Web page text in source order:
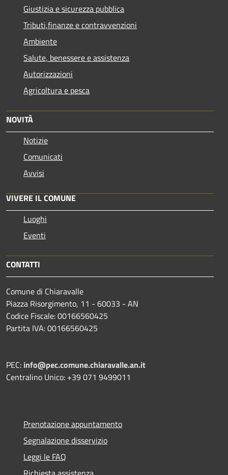
Giustizia e sicurezza pubblica
Tributi,finanze e contravvenzioni
Ambiente
Salute, benessere e assistenza
Autorizzazioni
Agricoltura e pesca
NOVITÀ
Notizie
Comunicati
Avvisi
VIVERE IL COMUNE
Luoghi
Eventi
CONTATTI
Comune di Chiaravalle
Piazza Risorgimento, 11 - 60033 - AN
Codice Fiscale: 00166560425
Partita IVA: 00166560425
PEC: info@pec.comune.chiaravalle.an.it
Centralino Unico: +39 071 9499011
Prenotazione appuntamento
Segnalazione disservizio
Leggi le FAQ